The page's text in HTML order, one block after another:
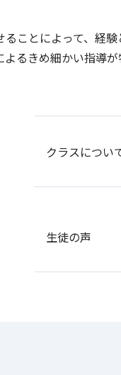
ことによって、経
るきめ細かい指導
クラスについ
生徒の声